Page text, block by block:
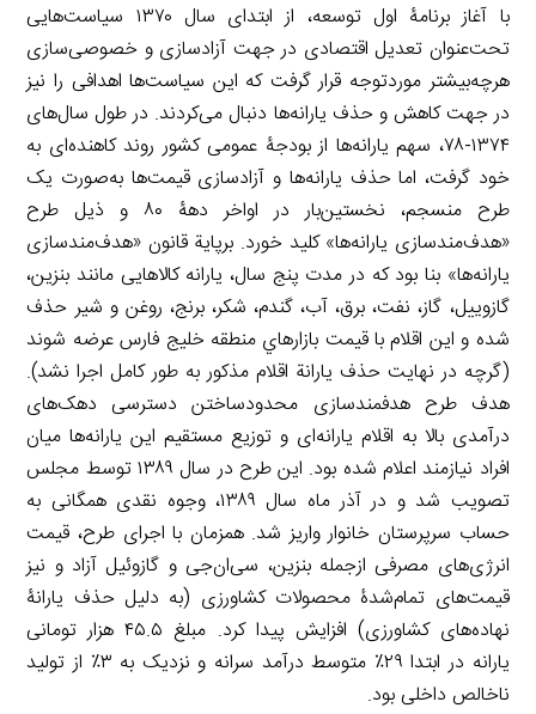
با آغاز برنامۀ اول توسعه، از ابتدای سال ۱۳۷۰ سیاست‌هایی
تحت‌عنوان تعدیل اقتصادی در جهت آزادسازی و خصوصی‌سازی
هرچه‌بیشتر موردتوجه قرار گرفت که این سیاست‌ها اهدافی را نیز
در جهت کاهش و حذف یارانه‌ها دنبال می‌کردند. در طول سال‌های
۱۳۷۴-۷۸، سهم یارانه‌ها از بودجۀ عمومی کشور روند کاهنده‌ای به
خود گرفت، اما حذف یارانه‌ها و آزادسازی قیمت‌ها به‌صورت یک
طرح منسجم، نخستین‌بار در اواخر دهۀ ۸۰ و ذیل طرح
«هدف‌مندسازی یارانه‌ها» کلید خورد. برپایة قانون «هدف‌مندسازی
یارانه‌ها» بنا بود که در مدت پنج سال، یارانه کالاهایی مانند بنزین،
گازوییل، گاز، نفت، برق، آب، گندم، شکر، برنج، روغن و شیر حذف
شده و این اقلام با قیمت بازارهاي منطقه خلیج فارس عرضه شوند
(گرچه در نهایت حذف یارانة اقلام مذکور به طور کامل اجرا نشد).
هدف طرح هدفمندسازی محدودساختن دسترسی دهک‌های
درآمدی بالا به اقلام یارانه‌ای و توزیع مستقیم این یارانه‌ها میان
افراد نیازمند اعلام شده بود. این طرح در سال ۱۳۸۹ توسط مجلس
تصویب شد و در آذر ماه سال ۱۳۸۹، وجوه نقدی همگانی به
حساب سرپرستان خانوار واریز شد. همزمان با اجرای طرح، قیمت
انرژی‌های مصرفی ازجمله بنزین، سی‌ان‌جی و گازوئیل آزاد و نیز
قیمت‌های تمام‌شدۀ محصولات کشاورزی (به دلیل حذف یارانۀ
نهاده‌های کشاورزی) افزایش پیدا کرد. مبلغ ۴۵.۵ هزار تومانی
یارانه در ابتدا ۲۹٪ متوسط درآمد سرانه و نزدیک به ۳٪ از تولید
ناخالص داخلی بود.